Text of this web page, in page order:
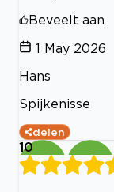
Beveelt aan
1 May 2026
Hans
Spijkenisse
delen
10